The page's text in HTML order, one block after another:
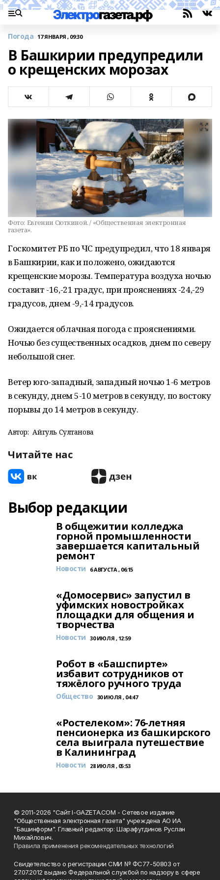
Погода 17 ЯНВАРЯ , 09:30
В Башкирии предупредили
о крещенских морозах
Фото: Евгении Сюткиной. / «Общественная электронная
газета».
Госкомитет РБ по ЧС предупредил, что 18 января
в Башкирии, как и положено, ожидаются
крещенские морозы. Температура воздуха ночью
составит -16,-21 градус, при прояснениях -24,-29
градусов, днем -9,-14 градусов.
Ожидается облачная погода с прояснениями.
Ночью без существенных осадков, днем по северу
небольшой снег.
Ветер юго-западный, западный ночью 1-6 метров
в секунду, днем 5-10 метров в секунду, по востоку
порывы до 14 метров в секунду.
Автор: Айгуль Султанова
Читайте нас
Выбор редакции
В общежитии колледжа
горной промышленности
завершается капитальный
ремонт
Новости 6 АВГУСТА , 06:15
«Домосервис» запустил в
уфимских новостройках
площадки для общения и
творчества
Новости 30 ИЮЛЯ , 12:59
Робот в «Башспирте»
избавит сотрудников от
тяжёлого ручного труда
Общество 30 ИЮЛЯ , 04:47
«Ростелеком»: 76-летняя
пенсионерка из башкирского
села выиграла путешествие
в Калининград
Новости 28 ИЮЛЯ , 05:53
© 2011-2026 "Сайт I-GAZETA.COM - Сетевое издание
"Общественная электронная газета" учреждена АО ИА
"Башинформ". Главный редактор: Шарафутдинов Руслан
Михайлович.
Правила применения рекомендательных технологий
Свидетельство о регистрации СМИ № ФС77-50803 от
27.07.2012 выдано Федеральной службой по надзору в сфере